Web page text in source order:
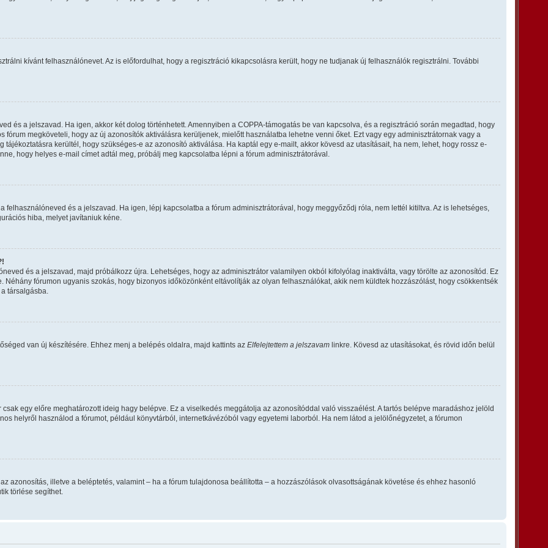
kívánt felhasználónevet. Az is előfordulhat, hogy a regisztráció kikapcsolásra került, hogy ne tudjanak új felhasználók regisztrálni. További
és a jelszavad. Ha igen, akkor két dolog történhetett. Amennyiben a COPPA-támogatás be van kapcsolva, és a regisztráció során megadtad, hogy
fórum megköveteli, hogy az új azonosítók aktiválásra kerüljenek, mielőtt használatba lehetne venni őket. Ezt vagy egy adminisztrátornak vagy a
kerültél, hogy szükséges-e az azonosító aktiválása. Ha kaptál egy e-mailt, akkor kövesd az utasításait, ha nem, lehet, hogy rossz e-
hogy helyes e-mail címet adtál meg, próbálj meg kapcsolatba lépni a fórum adminisztrátorával.
és a jelszavad. Ha igen, lépj kapcsolatba a fórum adminisztrátorával, hogy meggyőződj róla, nem lettél kitiltva. Az is lehetséges,
hiba, melyet javítaniuk kéne.
és a jelszavad, majd próbálkozz újra. Lehetséges, hogy az adminisztrátor valamilyen okból kifolyólag inaktiválta, vagy törölte az azonosítód. Ez
fórumon ugyanis szokás, hogy bizonyos időközönként eltávolítják az olyan felhasználókat, akik nem küldtek hozzászólást, hogy csökkentsék
társalgásba.
van új készítésére. Ehhez menj a belépés oldalra, majd kattints azElfelejtettem a jelszavam linkre. Kövesd az utasításokat, és rövid időn belül
egy előre meghatározott ideig hagy belépve. Ez a viselkedés meggátolja az azonosítóddal való visszaélést. A tartós belépve maradáshoz jelöld
helyről használod a fórumot, például könyvtárból, internetkávézóból vagy egyetemi laborból. Ha nem látod a jelölőnégyzetet, a fórumon
azonosítás, illetve a beléptetés, valamint – ha a fórum tulajdonosa beállította – a hozzászólások olvasottságának követése és ehhez hasonló
törlése segíthet.